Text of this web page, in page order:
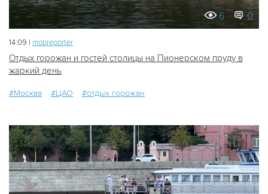
6 0
14:09 | mobreporter
Отдых горожан и гостей столицы на Пионерском пруду в
жаркий день
#Москва #ЦАО #отдых горожан